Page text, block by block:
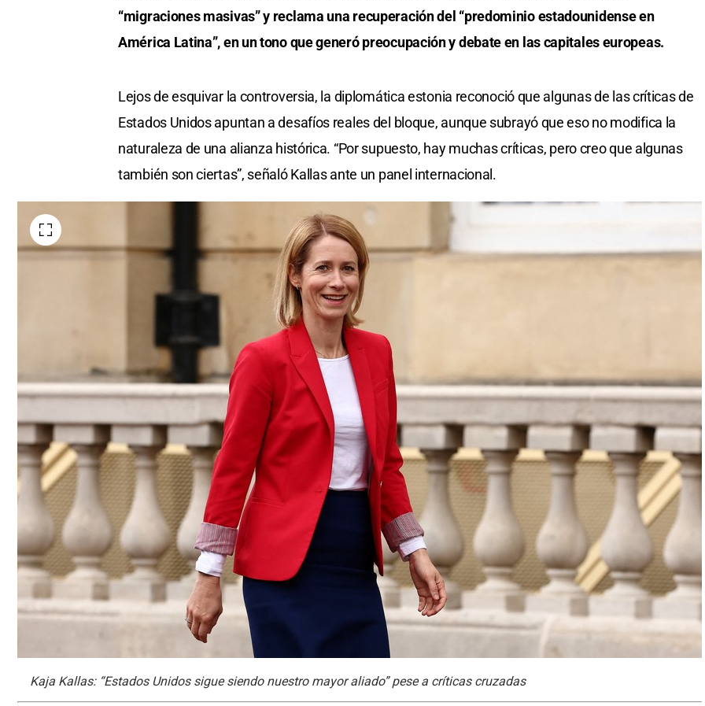
“migraciones masivas” y reclama una recuperación del “predominio estadounidense en
América Latina”, en un tono que generó preocupación y debate en las capitales europeas.
Lejos de esquivar la controversia, la diplomática estonia reconoció que algunas de las críticas de
Estados Unidos apuntan a desafíos reales del bloque, aunque subrayó que eso no modifica la
naturaleza de una alianza histórica. “Por supuesto, hay muchas críticas, pero creo que algunas
también son ciertas”, señaló Kallas ante un panel internacional.
Kaja Kallas: “Estados Unidos sigue siendo nuestro mayor aliado” pese a críticas cruzadas